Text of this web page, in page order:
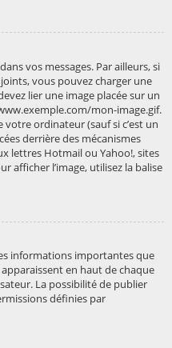
vos messages. Par ailleurs, si
vous pouvez charger une
lier une image placée sur un
mon-image.gif.
votre ordinateur (sauf si c’est un
derrière des mécanismes
lettres Hotmail ou Yahoo!, sites
afficher l’image, utilisez la balise
informations importantes que
en haut de chaque
La possibilité de publier
définies par